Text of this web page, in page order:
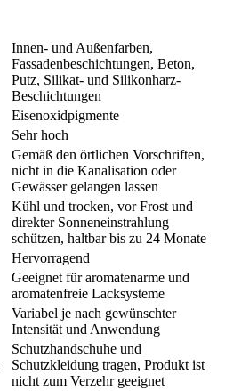
Innen- und Außenfarben,
Fassadenbeschichtungen, Beton,
Putz, Silikat- und Silikonharz-
Beschichtungen
Eisenoxidpigmente
Sehr hoch
Gemäß den örtlichen Vorschriften,
nicht in die Kanalisation oder
Gewässer gelangen lassen
Kühl und trocken, vor Frost und
direkter Sonneneinstrahlung
schützen, haltbar bis zu 24 Monate
Hervorragend
Geeignet für aromatenarme und
aromatenfreie Lacksysteme
Variabel je nach gewünschter
Intensität und Anwendung
Schutzhandschuhe und
Schutzkleidung tragen, Produkt ist
nicht zum Verzehr geeignet